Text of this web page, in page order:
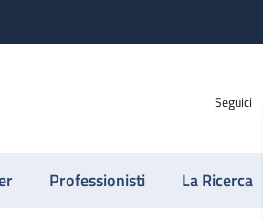
Seguici
Professionisti La Ricerca